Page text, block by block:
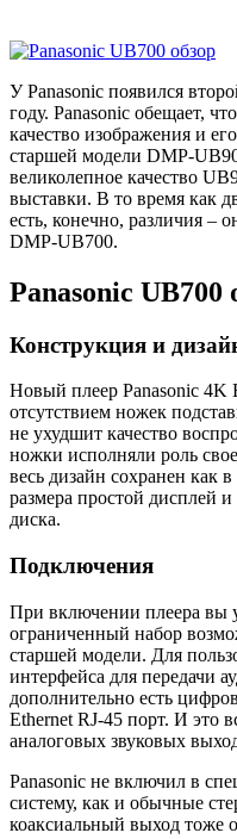
У Panasonic появился
году. Panasonic обещает,
качество изображения и
старшей модели DMP-
великолепное качество
выставки. В то время как
есть, конечно, различия –
DMP-UB700.
Panasonic UB700
Конструкция и
Новый плеер Panasonic 4K
отсутствием ножек
не ухудшит качество
ножки исполняли роль
весь дизайн сохранен как
размера простой дисплей
диска.
Подключения
При включении плеера вы
ограниченный набор
старшей модели. Для
интерфейса для передачи
дополнительно есть
Ethernet RJ-45 порт. И это
аналоговых звуковых
Panasonic не включил в
систему, как и обычные
коаксиальный выход тоже